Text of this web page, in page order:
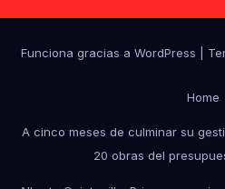
Funciona gracias a WordPress
Home
A cinco meses de culminar su
20 obras del